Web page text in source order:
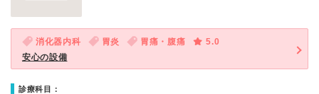
消化器内科 胃炎 胃痛・腹痛
5.0
安心の設備
診療科目：